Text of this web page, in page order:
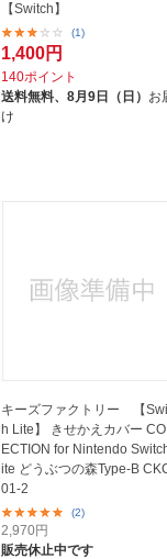
【Switch】
(1)
1,400円
140ポイント
送料無料、 8月9日（日） お
け
キーズファクトリー 【
h Lite】 きせかえカバー
ECTION for Nintendo
ite どうぶつの森Type-B
01-2
(2)
2,970円
販売休止中です